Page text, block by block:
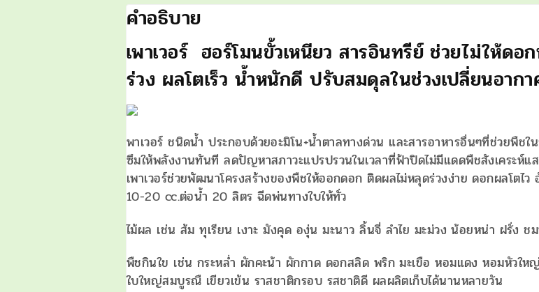
ดอก
ผล
ชิ้น
คำอธิบาย
เพาเวอร์ ฮอร์โมนขั้วเหนียว สารอินทรีย์ ช่วยไม่ให้ดอ
ร่วง ผลโตเร็ว น้ำหนักดี ปรับสมดุลในช่วงเปลี่ยนอาก
พาเวอร์ ชนิดน้ำ ประกอบด้วยอะมิโน+น้ำตาลทางด่วน และสารอาหารอื่นๆที่ช่วยพืชใ
ซึมให้พลังงานทันที ลดปัญหาสภาวะแปรปรวนในเวลาที่ฟ้าปิดไม่มีแดดพืชสังเคระห์แส
เพาเวอร์ช่วยพัฒนาโครงสร้างของพืชให้ออกดอก ติดผลไม่หลุดร่วงง่าย ดอกผลโตไว
10-20 cc.ต่อน้ำ 20 ลิตร ฉีดพ่นทางใบให้ทั่ว
ไม้ผล เช่น ส้ม ทุเรียน เงาะ มังคุด องุ่น มะนาว ลิ้นจี่ ลำไย มะม่วง น้อยหน่า ฝรั่ง ช
พืชกินใข เช่น กระหล่ำ ผักคะน้า ผักกาด ดอกสลิด พริก มะเขือ หอมแดง หอมหัวให
ใบใหญ่สมบูรณื เขียวเข้น ราสชาติกรอบ รสชาติดี ผลผลิตเก็บได้นานหลายวัน